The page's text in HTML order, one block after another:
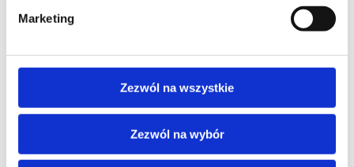
Marketing
Zezwól na wszystkie
Zezwól na wybór
| Global Account Manager
Jako Global Account Manager w Altkom Akademia,
kieruję ekspansją na rynki międzynarodowe,
pozyskując nowych klientów i wspierając lokalne